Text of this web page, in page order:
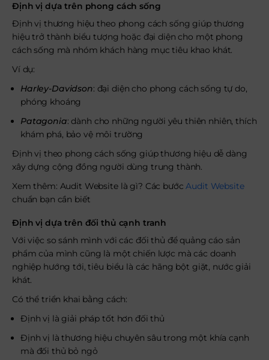
Định vị dựa trên phong cách sống
Định vị thương hiệu theo phong cách sống giúp thương
hiệu trở thành biểu tượng hoặc đại diện cho một phong
cách sống mà nhóm khách hàng mục tiêu khao khát.
Ví dụ:
Harley-Davidson: đại diện cho phong cách sống tự do,
phóng khoáng
Patagonia: dành cho những người yêu thiên nhiên, thích
khám phá, bảo vệ môi trường
Định vị theo phong cách sống giúp thương hiệu dễ dàng
xây dựng cộng đồng người dùng trung thành.
Xem thêm: Audit Website là gì? Các bướcAudit Website
chuẩn bạn cần biết
Định vị dựa trên đối thủ cạnh tranh
Với việc so sánh mình với các đối thủ để quảng cáo sản
phẩm của mình cũng là một chiến lược mà các doanh
nghiệp hướng tới, tiêu biểu là các hãng bột giặt, nước giải
khát.
Có thể triển khai bằng cách:
Định vị là giải pháp tốt hơn đối thủ
Định vị là thương hiệu chuyên sâu trong một khía cạnh
mà đối thủ bỏ ngỏ